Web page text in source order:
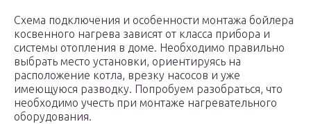
Схема подключения и особенности монтажа бойлера
косвенного нагрева зависят от класса прибора и
системы отопления в доме. Необходимо правильно
выбрать место установки, ориентируясь на
расположение котла, врезку насосов и уже
имеющуюся разводку. Попробуем разобраться, что
необходимо учесть при монтаже нагревательного
оборудования.